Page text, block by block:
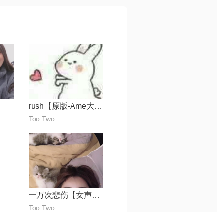
rush【原版-Ame大白兔】
Too Two
一万次悲伤【女声原版】
Too Two